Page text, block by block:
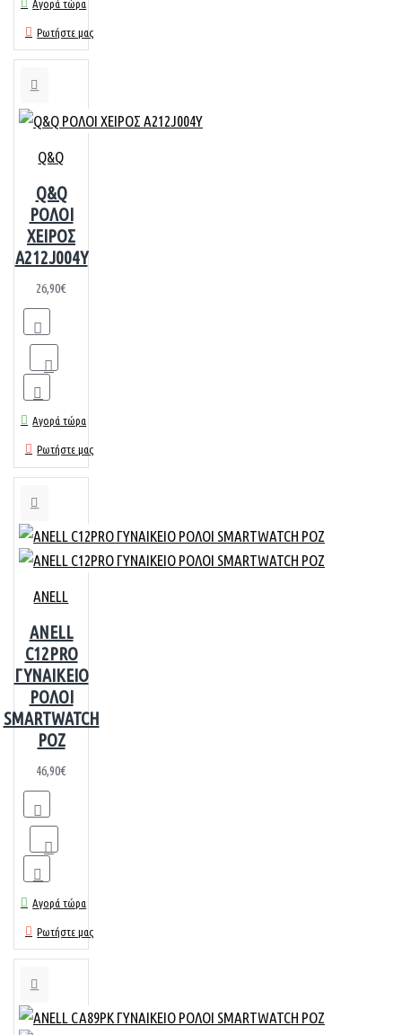
Αγορά τώρα
Ρωτήστε μας
Q&Q
Q&Q
ΡΟΛΟΙ
ΧΕΙΡΟΣ
A212J004Y
26,90€
Αγορά τώρα
Ρωτήστε μας
ANELL
ANELL
C12PRO
ΓΥΝΑΙΚΕΙΟ
ΡΟΛΟΙ
SMARTWATCH
ΡΟΖ
46,90€
Αγορά τώρα
Ρωτήστε μας